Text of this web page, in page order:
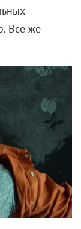
Все же